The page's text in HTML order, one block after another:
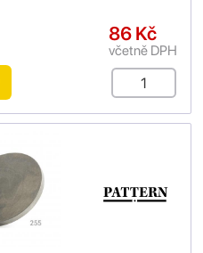
86 Kč
včetně DPH